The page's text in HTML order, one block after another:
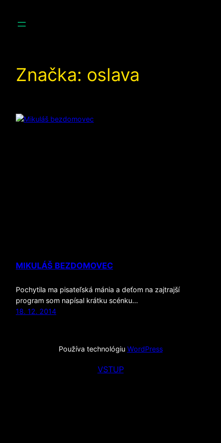
Značka: oslava
MIKULÁŠ BEZDOMOVEC
Pochytila ma pisateľská mánia a deťom na zajtrajší
program som napísal krátku scénku…
18. 12. 2014
Používa technológiu WordPress
VSTUP